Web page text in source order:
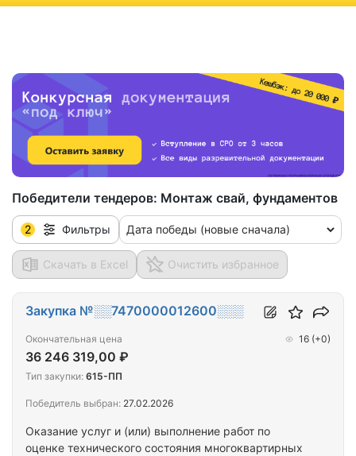
Победители тендеров: Монтаж свай, фундаментов
2 Фильтры Дата победы (новые сначала)
Скачать в Excel Очистить избранное
Оказание услуг и (или) выполнение работ по
оценке технического состояния многоквартирных
Закупка №░░7470000012600░░░
Окончательная цена
36 246 319,00 ₽
16 (+0)
Тип закупки: 615-ПП
Победитель выбран: 27.02.2026